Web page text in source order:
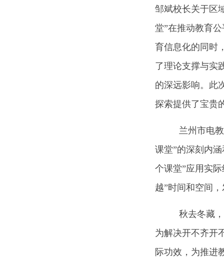
邹斌校长关于区
堂”在推动教育
育信息化的同时
了理论支撑与实
的深远影响。此
探索提供了宝贵
兰州市电教
课堂”的深刻内
个课堂”应用实
越”时间和空间
秋去冬藏，
为解决开不齐开
际功效，为推进